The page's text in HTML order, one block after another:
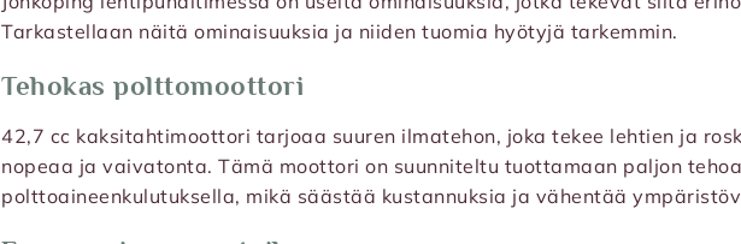
Tarkastellaan näitä ominaisuuksia ja niiden tuomia hyötyjä tarkemmin.
Tehokas polttomoottori
42,7 cc kaksitahtimoottori tarjoaa suuren ilmatehon, joka tekee lehtien ja
nopeaa ja vaivatonta. Tämä moottori on suunniteltu tuottamaan paljon
polttoaineenkulutuksella, mikä säästää kustannuksia ja vähentää